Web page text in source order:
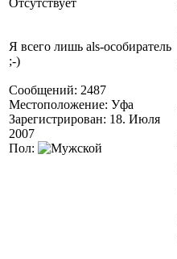
Отсутствует
Я всего лишь als-особиратель
;-)
Сообщений: 2487
Местоположение: Уфа
Зарегистрирован: 18. Июля
2007
Пол: